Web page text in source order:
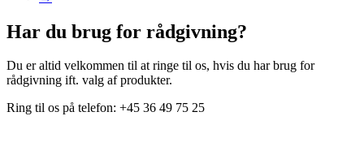
Har du brug for rådgivning?
Du er altid velkommen til at ringe til os, hvis du har brug for
rådgivning ift. valg af produkter.
Ring til os på telefon: +45 36 49 75 25